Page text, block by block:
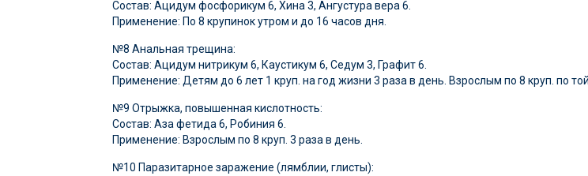
Состав: Ацидум фосфорикум 6, Хина 3, Ангустура вера 6.
Применение: По 8 крупинок утром и до 16 часов дня.
№8 Анальная трещина:
Состав: Ацидум нитрикум 6, Каустикум 6, Седум 3, Графит 6.
Применение: Детям до 6 лет 1 круп. на год жизни 3 раза в день. Взрослым по 8 круп. по
№9 Отрыжка, повышенная кислотность:
Состав: Аза фетида 6, Робиния 6.
Применение: Взрослым по 8 круп. 3 раза в день.
№10 Паразитарное заражение (лямблии, глисты):